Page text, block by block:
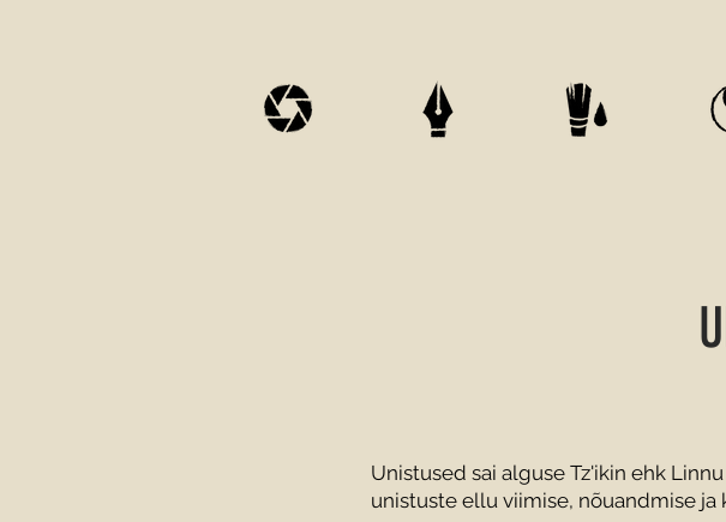
Unistused sai alguse Tz'ikin ehk
unistuste ellu viimise, nõuandmise ja